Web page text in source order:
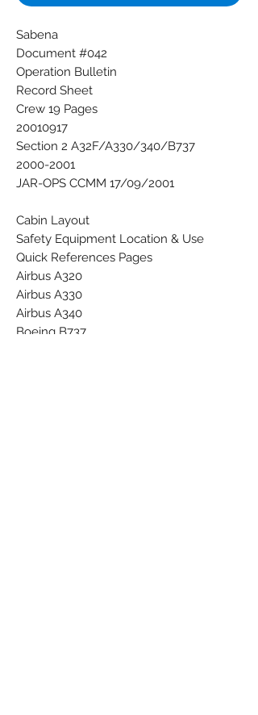
Sabena
Document #042
Operation Bulletin
Record Sheet
Crew 19 Pages
20010917
Section 2 A32F/A330/340/B737
2000-2001
JAR-OPS CCMM 17/09/2001
Cabin Layout
Safety Equipment Location & Use
Quick References Pages
Airbus A320
Airbus A330
Airbus A340
Boeing B737